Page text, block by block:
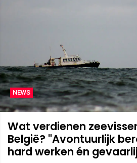
NEWS
Wat verdienen
België? "Avontuurlijk
hard werken én